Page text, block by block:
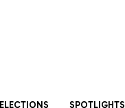
ELECTIONS SPOTLIGHTS